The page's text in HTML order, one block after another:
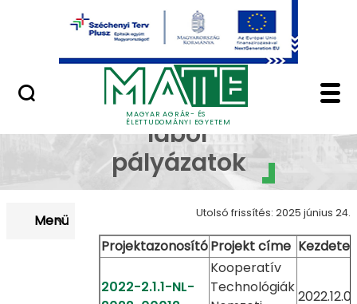
Ugrás a fő tartalomhoz
MAGYAR AGRÁR- ÉS
ÉLETTUDOMÁNYI EGYETEM
Uniós pályázatok
Nemzetközi pályázatok
Hazai Nemzeti labor -
Nemzeti
labor
pályázatok
Menü Utolsó frissítés: 2025 június 24.
ProjektazonosítóProjekt címe Kezdete
2022-2.1.1-NL-
Kooperatív
Technológiák
2022.12.01